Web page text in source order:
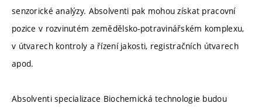
senzorické analýzy. Absolventi pak mohou získat pracovní
pozice v rozvinutém zemědělsko-potravinářském komplexu,
v útvarech kontroly a řízení jakosti, registračních útvarech
apod.
Absolventi specializace Biochemická technologie budou